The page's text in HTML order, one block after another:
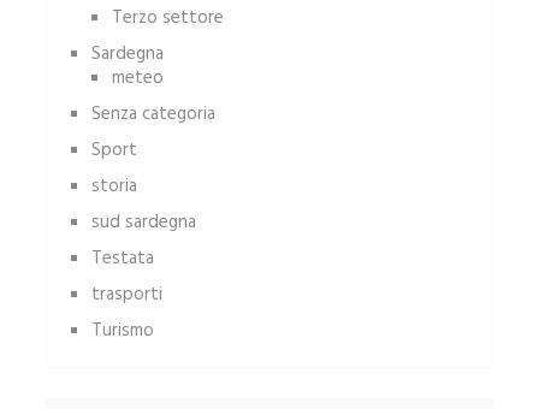
Terzo settore
Sardegna
meteo
Senza categoria
Sport
storia
sud sardegna
Testata
trasporti
Turismo